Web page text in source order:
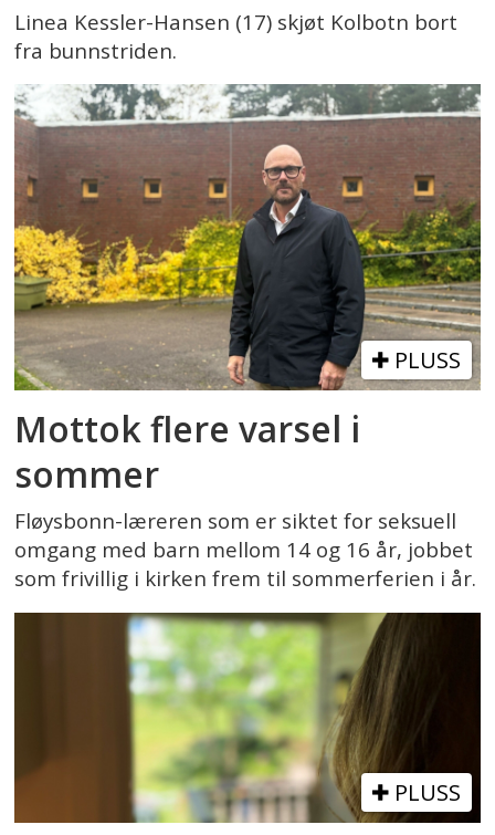
Linea Kessler-Hansen (17) skjøt Kolbotn bort
fra bunnstriden.
PLUSS
Mottok flere varsel i
sommer
Fløysbonn-læreren som er siktet for seksuell
omgang med barn mellom 14 og 16 år, jobbet
som frivillig i kirken frem til sommerferien i år.
PLUSS